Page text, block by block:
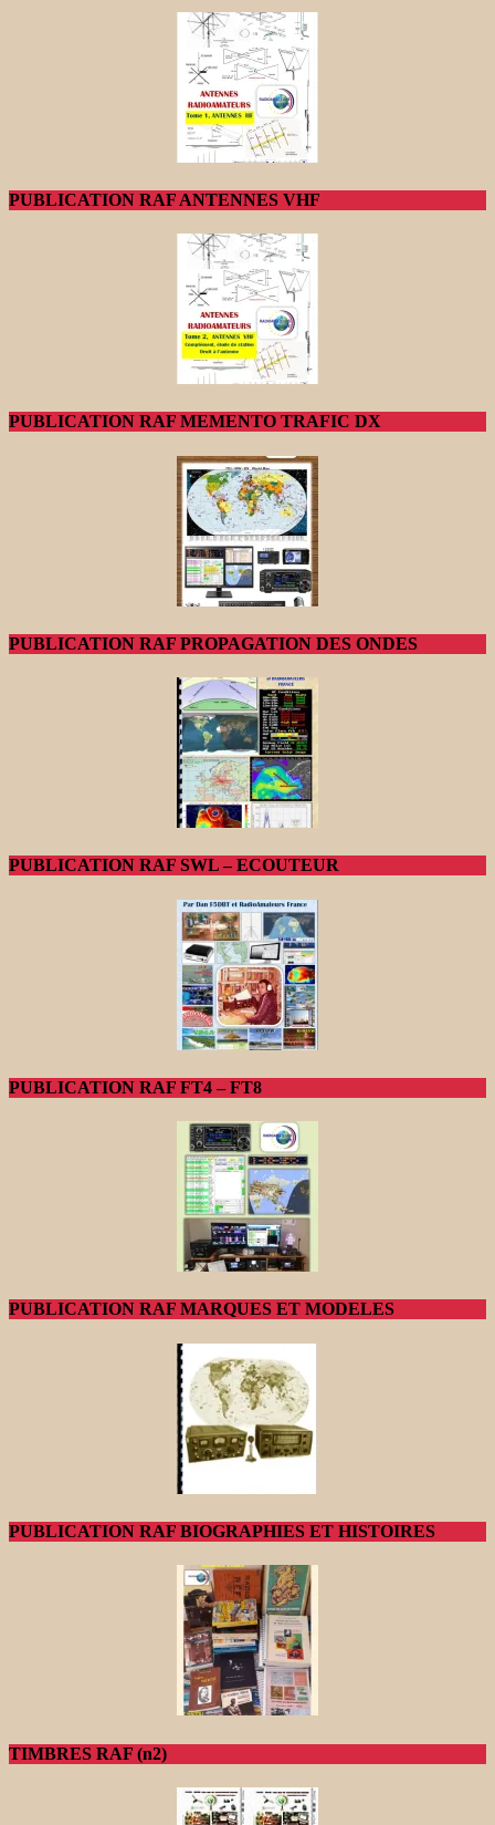
PUBLICATION RAF ANTENNES VHF
PUBLICATION RAF MEMENTO TRAFIC DX
PUBLICATION RAF PROPAGATION DES ONDES
PUBLICATION RAF SWL – ECOUTEUR
PUBLICATION RAF FT4 – FT8
PUBLICATION RAF MARQUES ET MODELES
PUBLICATION RAF BIOGRAPHIES ET HISTOIRES
TIMBRES RAF (n2)